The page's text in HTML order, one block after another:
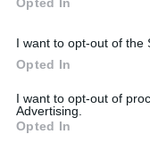
I want to opt-out of the
Opted In
I want to opt-out of
Advertising.
Opted In
Registrieren